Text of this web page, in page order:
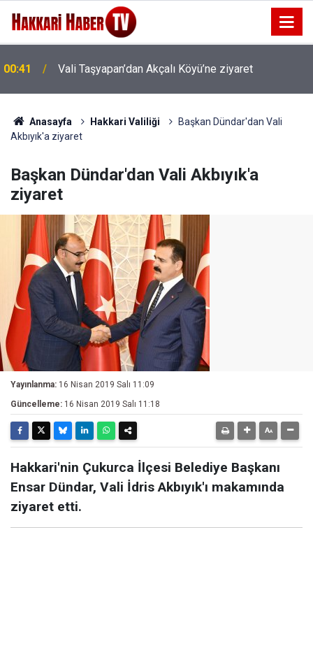
00:37 Vali Taşyapan Akbulut Köyü’nü ziyaret etti
Anasayfa Hakkari Valiliği
Başkan Dündar'dan Vali
Akbıyık'a ziyaret
Başkan Dündar'dan Vali Akbıyık'a
ziyaret
Yayınlanma: 16 Nisan 2019 Salı 11:09
Güncelleme: 16 Nisan 2019 Salı 11:18
Hakkari'nin Çukurca İlçesi Belediye Başkanı
Ensar Dündar, Vali İdris Akbıyık'ı makamında
ziyaret etti.